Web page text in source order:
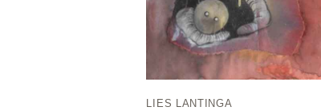
LIES LANTINGA